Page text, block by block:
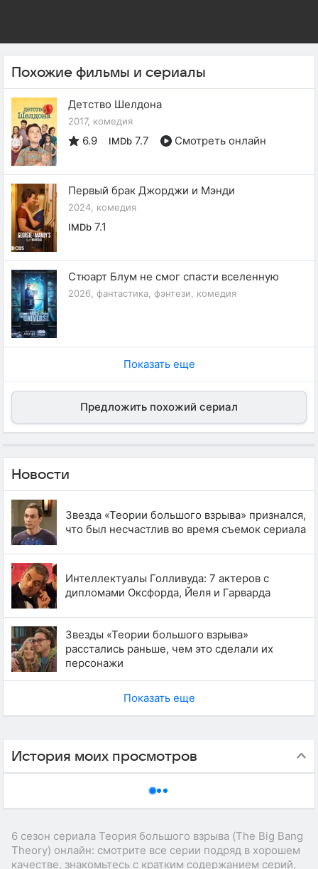
Похожие фильмы и сериалы
Детство Шелдона
2017, комедия
6.9 IMDb 7.7 Смотреть онлайн
Первый брак Джорджи и Мэнди
2024, комедия
IMDb 7.1
Стюарт Блум не смог спасти вселенную
2026, фантастика, фэнтези, комедия
Показать еще
Предложить похожий сериал
Новости
Звезда «Теории большого взрыва» признался,
что был несчастлив во время съемок сериала
Интеллектуалы Голливуда: 7 актеров с
дипломами Оксфорда, Йеля и Гарварда
Звезды «Теории большого взрыва»
расстались раньше, чем это сделали их
персонажи
Показать еще
История моих просмотров
6 сезон сериала Теория большого взрыва (The Big Bang
Theory) онлайн: смотрите все серии подряд в хорошем
качестве, знакомьтесь с кратким содержанием серий,